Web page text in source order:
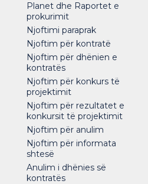
Planet dhe Raportet e
prokurimit
Njoftimi paraprak
Njoftim për kontratë
Njoftim për dhënien e
kontratës
Njoftim për konkurs të
projektimit
Njoftim për rezultatet e
konkursit të projektimit
Njoftim për anulim
Njoftim për informata
shtesë
Anulim i dhënies së
kontratës